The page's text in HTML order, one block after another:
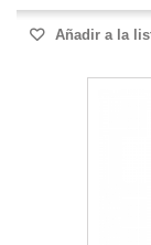
Añadir a la